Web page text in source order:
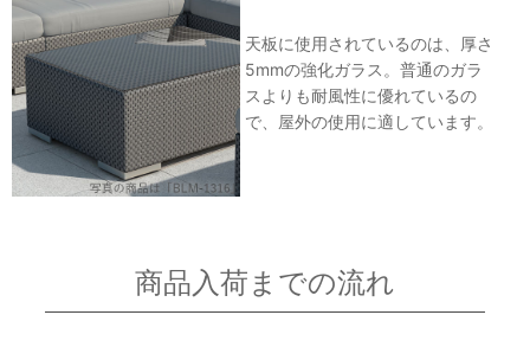
天板に使用されているのは、厚さ
5mmの強化ガラス。普通のガラ
スよりも耐風性に優れているの
で、屋外の使用に適しています。
商品入荷までの流れ